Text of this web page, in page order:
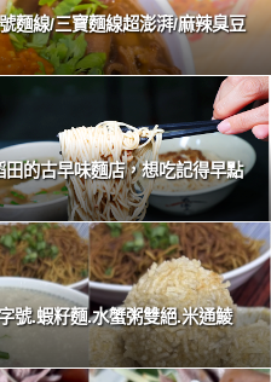
麵線/三寶麵線超澎湃/麻辣臭豆
的古早味麵店，想吃記得早點
號.蝦籽麵.水蟹粥雙絕.米通鯪